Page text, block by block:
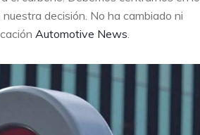
decisión. No ha cambiado ni
Automotive News.